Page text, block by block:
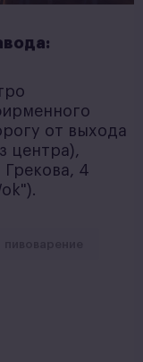
от выхода
центра),
4